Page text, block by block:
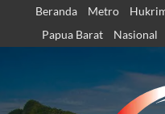
content
Beranda Metro
Papua Barat
Nasional